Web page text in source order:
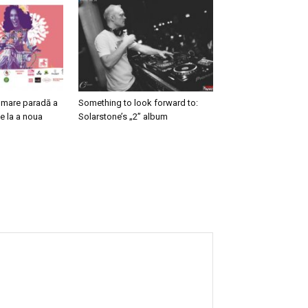
paradă a
la a noua
Something to look forward to:
Solarstone’s „2” album